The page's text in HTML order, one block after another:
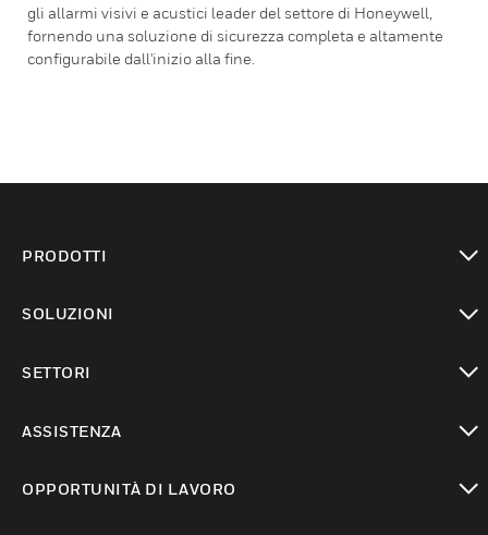
gli allarmi visivi e acustici leader del settore di Honeywell,
fornendo una soluzione di sicurezza completa e altamente
configurabile dall'inizio alla fine.
PRODOTTI
SOLUZIONI
SETTORI
ASSISTENZA
OPPORTUNITÀ DI LAVORO